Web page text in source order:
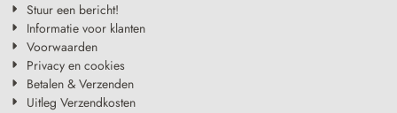
Stuur een bericht!
Informatie voor klanten
Voorwaarden
Privacy en cookies
Betalen & Verzenden
Uitleg Verzendkosten